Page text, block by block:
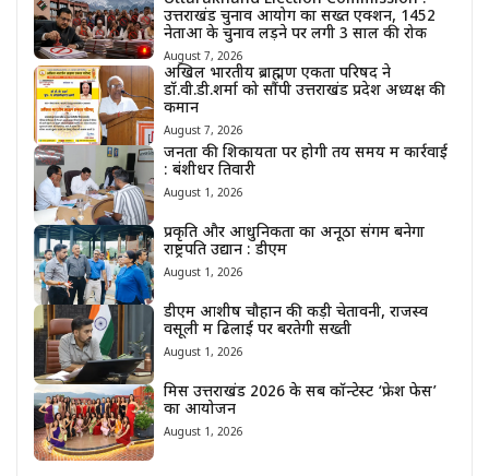
उत्तराखंड चुनाव आयोग का सख्त एक्शन, 1452
नेताओं के चुनाव लड़ने पर लगी 3 साल की रोक
August 7, 2026
अखिल भारतीय ब्राह्मण एकता परिषद ने
डॉ.वी.डी.शर्मा को सौंपी उत्तराखंड प्रदेश अध्यक्ष की
कमान
August 7, 2026
जनता की शिकायतों पर होगी तय समय में कार्रवाई
: बंशीधर तिवारी
August 1, 2026
प्रकृति और आधुनिकता का अनूठा संगम बनेगा
राष्ट्रपति उद्यान : डीएम
August 1, 2026
डीएम आशीष चौहान की कड़ी चेतावनी, राजस्व
वसूली में ढिलाई पर बरतेगी सख्ती
August 1, 2026
मिस उत्तराखंड 2026 के सब कॉन्टेस्ट ‘फ्रेश फेस’
का आयोजन
August 1, 2026